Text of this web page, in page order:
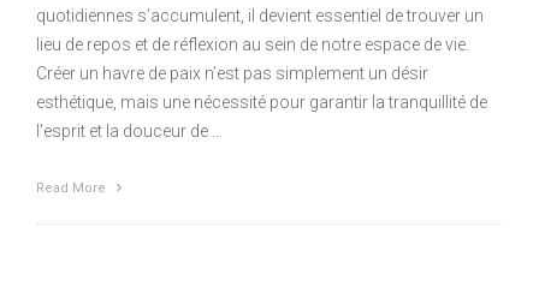
quotidiennes s’accumulent, il devient essentiel de trouver un
lieu de repos et de réflexion au sein de notre espace de vie.
Créer un havre de paix n’est pas simplement un désir
esthétique, mais une nécessité pour garantir la tranquillité de
l’esprit et la douceur de …
Read More